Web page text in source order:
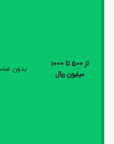
از 500 تا 1000
ميليون ريال
بدون ضامن